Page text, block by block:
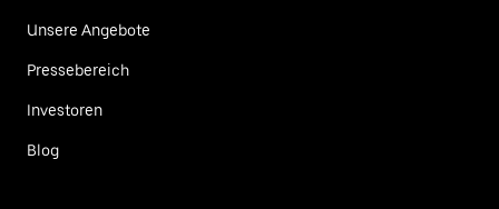
Unsere Angebote
Pressebereich
Investoren
Blog